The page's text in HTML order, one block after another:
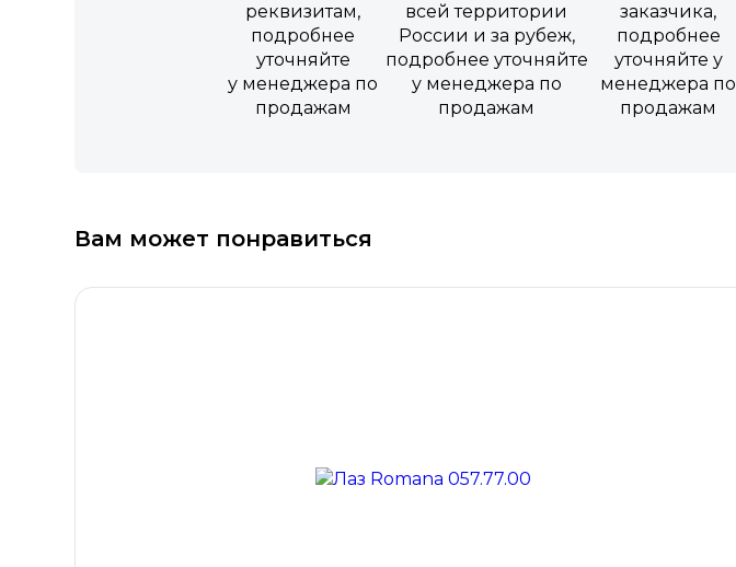
реквизитам,
подробнее
уточняйте
у менеджера по
продажам
всей территории
России и за рубеж,
подробнее уточняйте
у менеджера по
продажам
заказчика,
подробнее
уточняйте у
менеджера по
продажам
Вам может понравиться